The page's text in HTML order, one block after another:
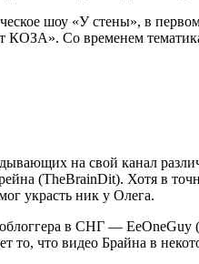
шоу «У стены», в
КОЗА». Со временем
на свой канал
(TheBrainDit). Хотя в
украсть ник у Олега.
в СНГ — EeOneGuy
то, что видео Брайна в